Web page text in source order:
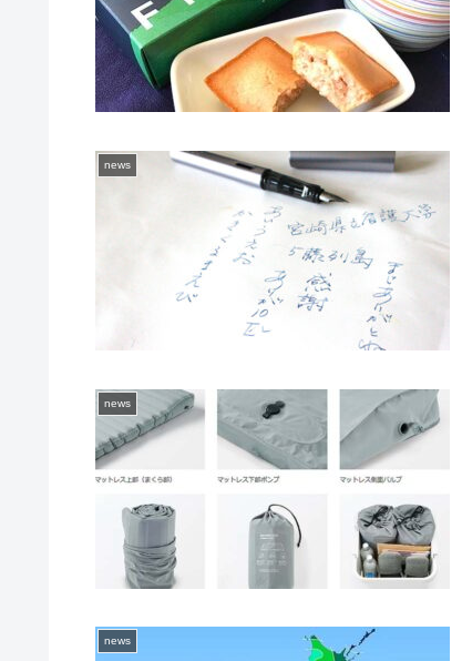
news
news
news